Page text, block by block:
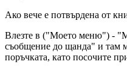
Ако вече е потвърдена от
Влезте в ("Моето меню") -
съобщение до щанда" и там
поръчката, като посочите